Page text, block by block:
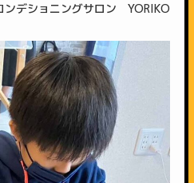
デショニングサロン YORIKO